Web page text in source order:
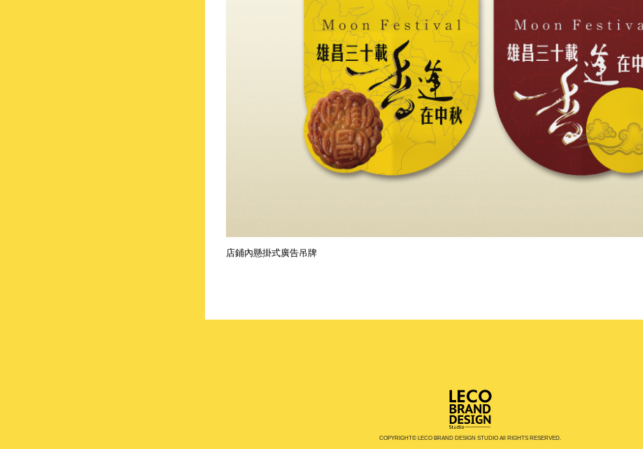
店鋪內懸掛式廣告吊牌
COPYRIGHT© LECO BRAND DESIGN STUDIO All RIGHTS RESERVED.